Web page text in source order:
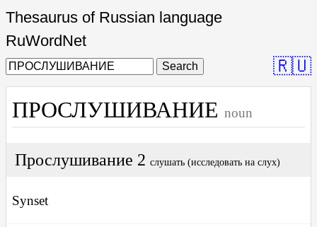
Thesaurus of Russian language
RuWordNet
Search 🇷🇺
ПРОСЛУШИВАНИЕ noun
Прослушивание 2 слушать (исследовать на слух)
Synset